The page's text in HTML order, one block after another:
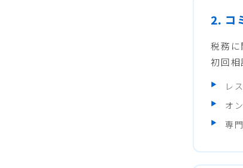
2. コ
税務に
初回相
レ
オ
専